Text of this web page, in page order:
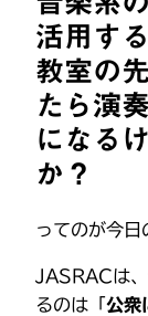
活用す
教室の
たら演
になる
か？
ってのが今日
JASRACは、
るのは「 公衆